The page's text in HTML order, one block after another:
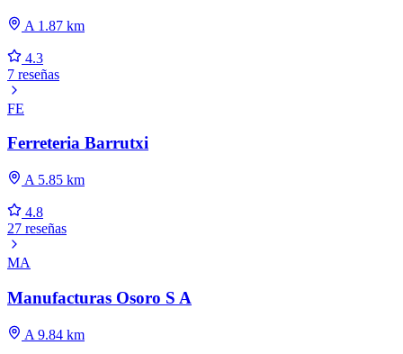
A 1.87 km
4.3
7 reseñas
FE
Ferreteria Barrutxi
A 5.85 km
4.8
27 reseñas
MA
Manufacturas Osoro S A
A 9.84 km